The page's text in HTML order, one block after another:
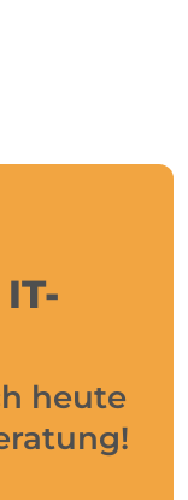
heute